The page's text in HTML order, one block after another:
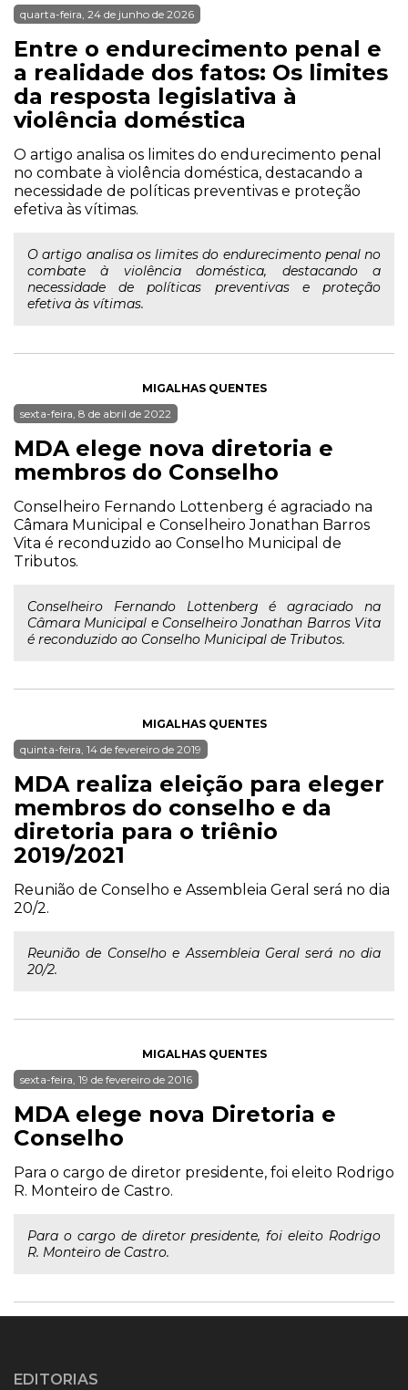
quarta-feira, 24 de junho de 2026
Entre o endurecimento penal e
a realidade dos fatos: Os limites
da resposta legislativa à
violência doméstica
O artigo analisa os limites do endurecimento penal
no combate à violência doméstica, destacando a
necessidade de políticas preventivas e proteção
efetiva às vítimas.
O artigo analisa os limites do endurecimento penal no
combate à violência doméstica, destacando a
necessidade de políticas preventivas e proteção
efetiva às vítimas.
MIGALHAS QUENTES
sexta-feira, 8 de abril de 2022
MDA elege nova diretoria e
membros do Conselho
Conselheiro Fernando Lottenberg é agraciado na
Câmara Municipal e Conselheiro Jonathan Barros
Vita é reconduzido ao Conselho Municipal de
Tributos.
Conselheiro Fernando Lottenberg é agraciado na
Câmara Municipal e Conselheiro Jonathan Barros Vita
é reconduzido ao Conselho Municipal de Tributos.
MIGALHAS QUENTES
quinta-feira, 14 de fevereiro de 2019
MDA realiza eleição para eleger
membros do conselho e da
diretoria para o triênio
2019/2021
Reunião de Conselho e Assembleia Geral será no dia
20/2.
Reunião de Conselho e Assembleia Geral será no dia
20/2.
MIGALHAS QUENTES
sexta-feira, 19 de fevereiro de 2016
MDA elege nova Diretoria e
Conselho
Para o cargo de diretor presidente, foi eleito Rodrigo
R. Monteiro de Castro.
Para o cargo de diretor presidente, foi eleito Rodrigo
R. Monteiro de Castro.
EDITORIAS